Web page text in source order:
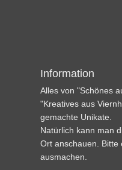
Information
Alles von "Schönes
"Kreatives aus
gemachte Unikate.
Natürlich kann man
Ort anschauen. Bitte
ausmachen.